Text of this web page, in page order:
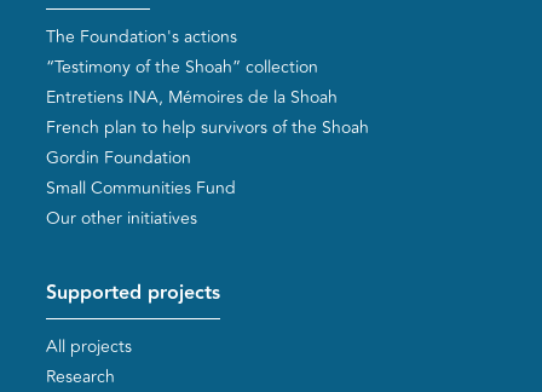
The Foundation's actions
“Testimony of the Shoah” collection
Entretiens INA, Mémoires de la Shoah
French plan to help survivors of the Shoah
Gordin Foundation
Small Communities Fund
Our other initiatives
Supported projects
All projects
Research